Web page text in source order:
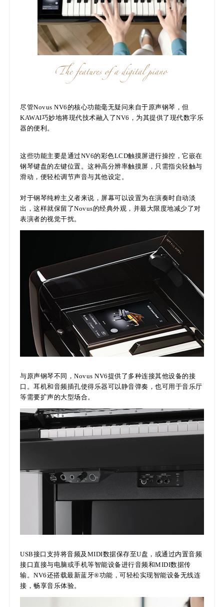
尽管Novus NV6的核心功能毫无疑问来自于原声钢琴，但
KAWAI巧妙地将现代技术融入了NV6，为其提供了现代数字乐
器的便利。
这些功能主要是通过NV6的彩色LCD触摸屏进行操控，它嵌在
钢琴键盘的左键位置。这种高分辨率触摸屏，只需指尖轻触与
滑动，便轻松调节声音与其他设定。
对于钢琴纯粹主义者来说，屏幕可以设置为在演奏时自动淡
出，这样就保留了Novus的经典外观，并最大限度地减少了对
表演者的视觉干扰。
与原声钢琴不同，Novus NV6提供了多种连接其他设备的接
口。耳机和音频插孔使得乐器可以静音弹奏，也可用于音乐厅
等需要扩声的大型场合。
USB接口支持将音频及MIDI数据保存至U盘，或通过内置音频
接口直接与电脑或手机等智能设备进行音频和MIDI数据传
输。NV6还搭载最新蓝牙®功能，可轻松实现智能设备无线连
接，畅享音乐体验。